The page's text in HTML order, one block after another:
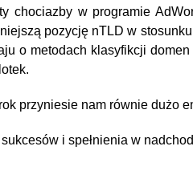
chociazby w programie
pozycję nTLD w
o metodach klasyfikcji
przyniesie nam równie dużo
i spełnienia w